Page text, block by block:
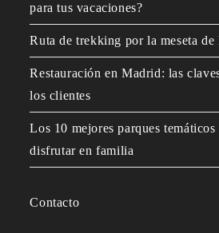
para tus vacaciones?
Ruta de trekking por la meseta
Restauración en Madrid: las
los clientes
Los 10 mejores parques
disfrutar en familia
Contacto